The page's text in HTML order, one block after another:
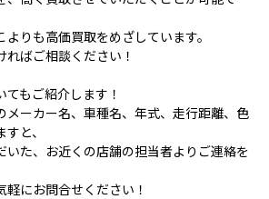
りも高価買取をめざしています。
ばご相談ください！
もご紹介します！
メーカー名、車種名、年式、走行距離、色
と、
いた、お近くの店舗の担当者よりご連絡を
にお問合せください！